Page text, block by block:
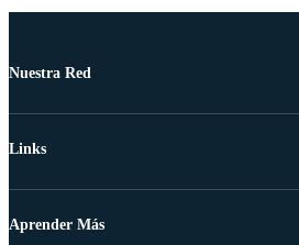
Nuestra Red
Links
Aprender Más